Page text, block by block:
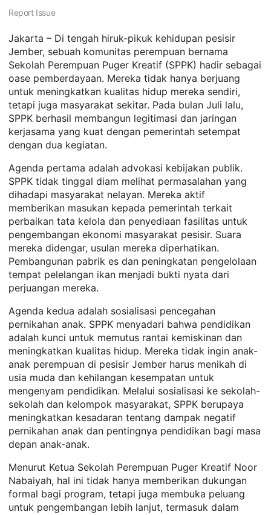
Report Issue
Jakarta – Di tengah hiruk-pikuk kehidupan pesisir
Jember, sebuah komunitas perempuan bernama
Sekolah Perempuan Puger Kreatif (SPPK) hadir sebagai
oase pemberdayaan. Mereka tidak hanya berjuang
untuk meningkatkan kualitas hidup mereka sendiri,
tetapi juga masyarakat sekitar. Pada bulan Juli lalu,
SPPK berhasil membangun legitimasi dan jaringan
kerjasama yang kuat dengan pemerintah setempat
dengan dua kegiatan.
Agenda pertama adalah advokasi kebijakan publik.
SPPK tidak tinggal diam melihat permasalahan yang
dihadapi masyarakat nelayan. Mereka aktif
memberikan masukan kepada pemerintah terkait
perbaikan tata kelola dan penyediaan fasilitas untuk
pengembangan ekonomi masyarakat pesisir. Suara
mereka didengar, usulan mereka diperhatikan.
Pembangunan pabrik es dan peningkatan pengelolaan
tempat pelelangan ikan menjadi bukti nyata dari
perjuangan mereka.
Agenda kedua adalah sosialisasi pencegahan
pernikahan anak. SPPK menyadari bahwa pendidikan
adalah kunci untuk memutus rantai kemiskinan dan
meningkatkan kualitas hidup. Mereka tidak ingin anak-
anak perempuan di pesisir Jember harus menikah di
usia muda dan kehilangan kesempatan untuk
mengenyam pendidikan. Melalui sosialisasi ke sekolah-
sekolah dan kelompok masyarakat, SPPK berupaya
meningkatkan kesadaran tentang dampak negatif
pernikahan anak dan pentingnya pendidikan bagi masa
depan anak-anak.
Menurut Ketua Sekolah Perempuan Puger Kreatif Noor
Nabaiyah, hal ini tidak hanya memberikan dukungan
formal bagi program, tetapi juga membuka peluang
untuk pengembangan lebih lanjut, termasuk dalam